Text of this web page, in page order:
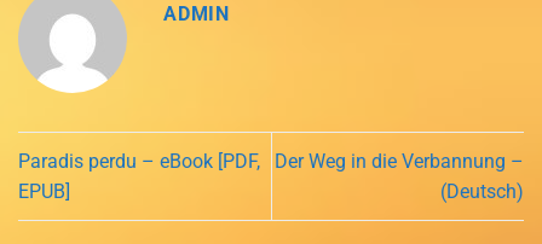
ADMIN
Paradis perdu – eBook [PDF,
EPUB]
Der Weg in die Verbannung –
(Deutsch)